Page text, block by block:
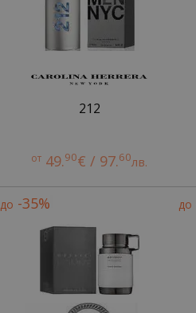
212
от 49.90€ / 97.60лв.
до -35% до